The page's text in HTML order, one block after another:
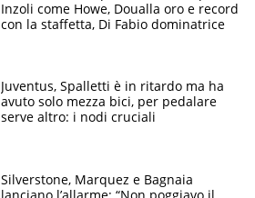
Inzoli come Howe, Doualla oro e record
con la staffetta, Di Fabio dominatrice
Juventus, Spalletti è in ritardo ma ha
avuto solo mezza bici, per pedalare
serve altro: i nodi cruciali
Silverstone, Marquez e Bagnaia
lanciano l’allarme: “Non poggiavo il